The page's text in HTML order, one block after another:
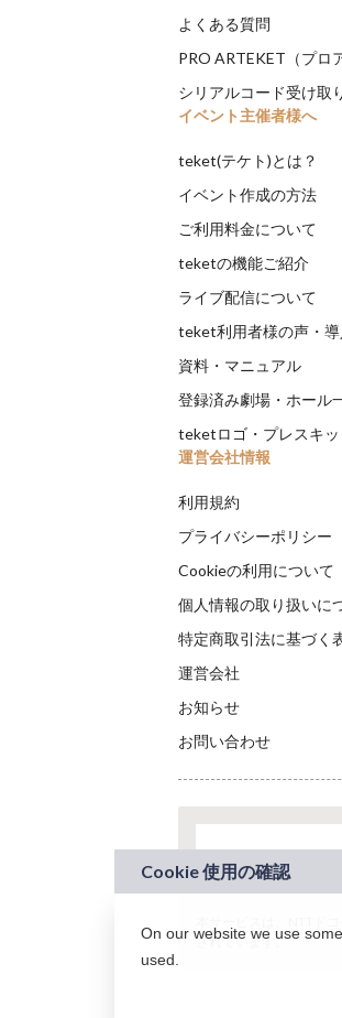
よくある質問
PRO ARTEKET（プロ
シリアルコード受け取
イベント主催者様へ
teket(テケト)とは？
イベント作成の方法
ご利用料金について
teketの機能ご紹介
ライブ配信について
teket利用者様の声・導
資料・マニュアル
登録済み劇場・ホール
teketロゴ・プレスキッ
運営会社情報
利用規約
プライバシーポリシー
Cookieの利用について
個人情報の取り扱いに
特定商取引法に基づく
運営会社
お知らせ
お問い合わせ
されています。
On our website we use
used.